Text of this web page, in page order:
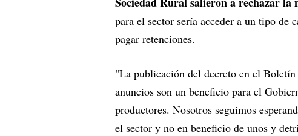
para el sector sería acceder a un tipo
pagar retenciones.
"La publicación del decreto en el
anuncios son un beneficio para el
productores. Nosotros seguimos
el sector y no en beneficio de unos y